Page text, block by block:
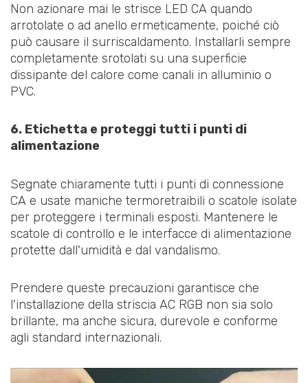
Non azionare mai le strisce LED CA quando
arrotolate o ad anello ermeticamente, poiché ciò
può causare il surriscaldamento. Installarli sempre
completamente srotolati su una superficie
dissipante del calore come canali in alluminio o
PVC.
6. Etichetta e proteggi tutti i punti di
alimentazione
Segnate chiaramente tutti i punti di connessione
CA e usate maniche termoretraibili o scatole isolate
per proteggere i terminali esposti. Mantenere le
scatole di controllo e le interfacce di alimentazione
protette dall'umidità e dal vandalismo.
Prendere queste precauzioni garantisce che
l'installazione della striscia AC RGB non sia solo
brillante, ma anche sicura, durevole e conforme
agli standard internazionali.